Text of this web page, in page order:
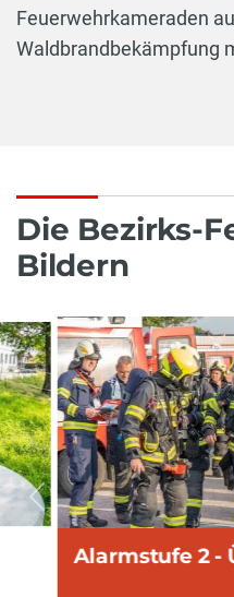
Feuerwehrkameraden
Waldbrandbekämpfung
Die Bezirks-
Bildern
Alarmstufe 2 -
vorherige